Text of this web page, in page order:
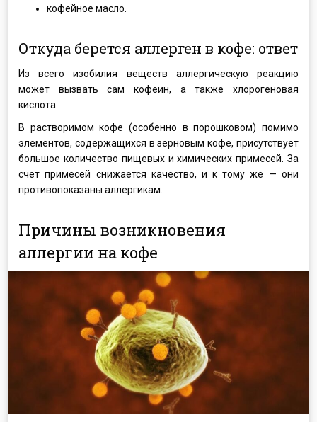
кофейное масло.
Откуда берется аллерген в кофе: ответ
Из всего изобилия веществ аллергическую реакцию
может вызвать сам кофеин, а также хлорогеновая
кислота.
В растворимом кофе (особенно в порошковом) помимо
элементов, содержащихся в зерновым кофе, присутствует
большое количество пищевых и химических примесей. За
счет примесей снижается качество, и к тому же — они
противопоказаны аллергикам.
Причины возникновения
аллергии на кофе